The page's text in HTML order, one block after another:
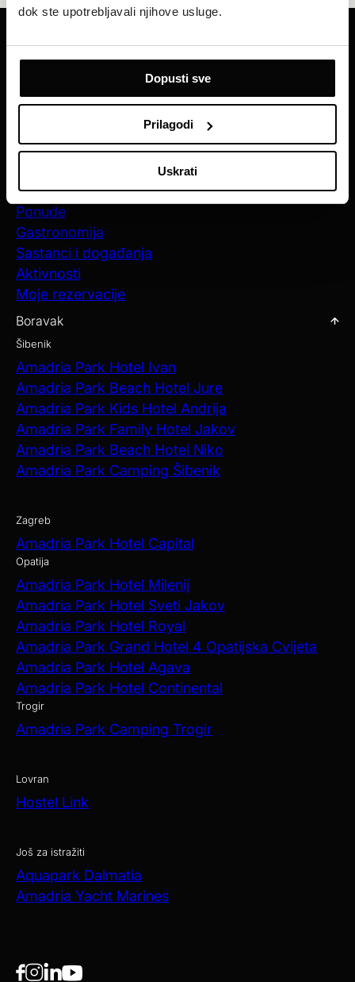
dok ste upotrebljavali njihove usluge.
Dopusti sve
Prilagodi
Uskrati
Primajte naše najnovije ponude i vijesti
REGISTRIRAJTE SE SADA
Hotel Royal
Boravak
Ponude
Gastronomija
Sastanci i događanja
Aktivnosti
Moje rezervacije
Boravak
Šibenik
Amadria Park Hotel Ivan
Amadria Park Beach Hotel Jure
Amadria Park Kids Hotel Andrija
Amadria Park Family Hotel Jakov
Amadria Park Beach Hotel Niko
Amadria Park Camping Šibenik
Zagreb
Amadria Park Hotel Capital
Opatija
Amadria Park Hotel Milenij
Amadria Park Hotel Sveti Jakov
Amadria Park Hotel Royal
Amadria Park Grand Hotel 4 Opatijska Cvijeta
Amadria Park Hotel Agava
Amadria Park Hotel Continental
Trogir
Amadria Park Camping Trogir
Lovran
Hostel Link
Još za istražiti
Aquapark Dalmatia
Amadria Yacht Marines